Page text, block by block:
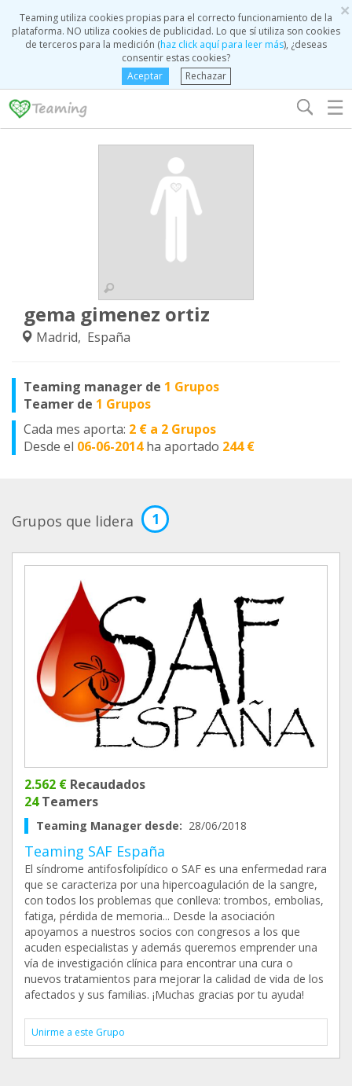
×
Teaming utiliza cookies propias para el correcto funcionamiento de la
plataforma. NO utiliza cookies de publicidad. Lo que sí utiliza son cookies
de terceros para la medición (haz click aquí para leer más), ¿deseas
consentir estas cookies?
Aceptar
Rechazar
☰
gema gimenez ortiz
Madrid, España
Teaming manager de 1 Grupos
Teamer de 1 Grupos
Cada mes aporta: 2 € a 2 Grupos
Desde el 06-06-2014 ha aportado 244 €
Grupos que lidera 1
2.562 € Recaudados
24Teamers
Teaming Manager desde: 28/06/2018
Teaming SAF España
El síndrome antifosfolipídico o SAF es una enfermedad rara
que se caracteriza por una hipercoagulación de la sangre,
con todos los problemas que conlleva: trombos, embolias,
fatiga, pérdida de memoria... Desde la asociación
apoyamos a nuestros socios con congresos a los que
acuden especialistas y además queremos emprender una
vía de investigación clínica para encontrar una cura o
nuevos tratamientos para mejorar la calidad de vida de los
afectados y sus familias. ¡Muchas gracias por tu ayuda!
Unirme a este Grupo